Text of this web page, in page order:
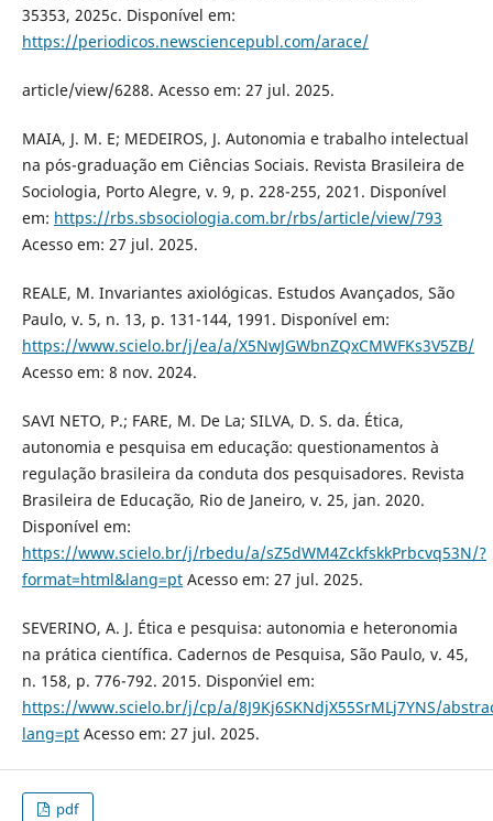
35353, 2025c. Disponível em:
https://periodicos.newsciencepubl.com/arace/
article/view/6288. Acesso em: 27 jul. 2025.
MAIA, J. M. E; MEDEIROS, J. Autonomia e trabalho intelectual
na pós-graduação em Ciências Sociais. Revista Brasileira de
Sociologia, Porto Alegre, v. 9, p. 228-255, 2021. Disponível
em: https://rbs.sbsociologia.com.br/rbs/article/view/793
Acesso em: 27 jul. 2025.
REALE, M. Invariantes axiológicas. Estudos Avançados, São
Paulo, v. 5, n. 13, p. 131-144, 1991. Disponível em:
https://www.scielo.br/j/ea/a/X5NwJGWbnZQxCMWFKs3V5ZB/
Acesso em: 8 nov. 2024.
SAVI NETO, P.; FARE, M. De La; SILVA, D. S. da. Ética,
autonomia e pesquisa em educação: questionamentos à
regulação brasileira da conduta dos pesquisadores. Revista
Brasileira de Educação, Rio de Janeiro, v. 25, jan. 2020.
Disponível em:
https://www.scielo.br/j/rbedu/a/sZ5dWM4ZckfskkPrbcvq53N/?
format=html&lang=ptAcesso em: 27 jul. 2025.
SEVERINO, A. J. Ética e pesquisa: autonomia e heteronomia
na prática científica. Cadernos de Pesquisa, São Paulo, v. 45,
n. 158, p. 776-792. 2015. Dispon´viel em:
https://www.scielo.br/j/cp/a/8J9Kj6SKNdjX55SrMLj7YNS/
lang=ptAcesso em: 27 jul. 2025.
pdf